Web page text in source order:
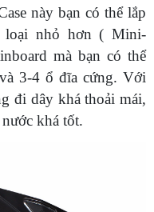
này bạn có thể lắp
loại nhỏ hơn ( Mini-
mà bạn có thể
3-4 ổ đĩa cứng. Với
đi dây khá thoải mái,
khá tốt.